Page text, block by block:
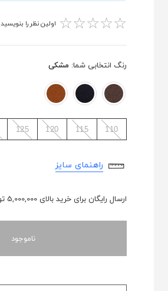
☆
☆
☆
☆
☆ اولین نظر را بنویسید
رنگ انتخابی شما: مشکی
110
115
120
125
راهنمای سایز
ارسال رایگان برای خرید بالای 5,000,000 تومان
ناموجود